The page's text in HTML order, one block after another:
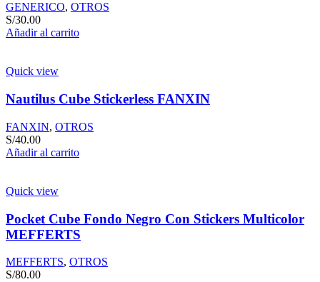
GENERICO, OTROS
S/30.00
Añadir al carrito
Quick view
Nautilus Cube Stickerless FANXIN
FANXIN, OTROS
S/40.00
Añadir al carrito
Quick view
Pocket Cube Fondo Negro Con Stickers Multicolor
MEFFERTS
MEFFERTS, OTROS
S/80.00